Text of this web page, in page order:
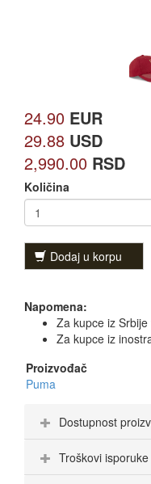
24.90 EUR
29.88 USD
2,990.00 RSD
Količina
Dodaj u korpu
Napomena:
Za kupce iz
Za kupce iz
Proizvođač
Puma
Dostupnost
Troškovi isporuke